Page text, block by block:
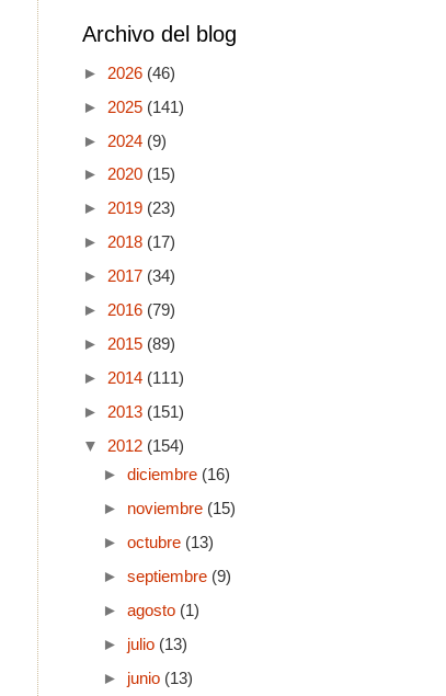
Archivo del blog
► 2026 (46)
► 2025 (141)
► 2024 (9)
► 2020 (15)
► 2019 (23)
► 2018 (17)
► 2017 (34)
► 2016 (79)
► 2015 (89)
► 2014 (111)
► 2013 (151)
▼ 2012 (154)
► diciembre (16)
► noviembre (15)
► octubre (13)
► septiembre (9)
► agosto (1)
► julio (13)
► junio (13)